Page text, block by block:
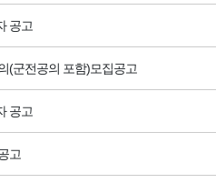
공고
(군전공의 포함)모집공고
공고
고